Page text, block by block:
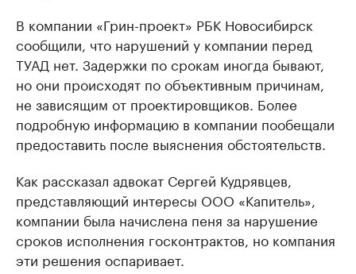
В компании «Грин-проект» РБК Новосибирск
сообщили, что нарушений у компании перед
ТУАД нет. Задержки по срокам иногда бывают,
но они происходят по объективным причинам,
не зависящим от проектировщиков. Более
подробную информацию в компании пообещали
предоставить после выяснения обстоятельств.
Как рассказал адвокат Сергей Кудрявцев,
представляющий интересы ООО «Капитель»,
компании была начислена пеня за нарушение
сроков исполнения госконтрактов, но компания
эти решения оспаривает.